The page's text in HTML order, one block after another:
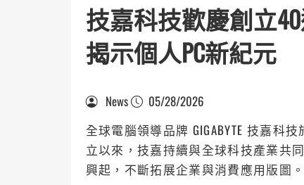
技嘉科技歡慶創立40
揭示個人PC新紀元
News
05/28/2026
全球電腦領導品牌 GIGABYTE 技嘉科
立以來，技嘉持續與全球科技產業共
興起，不斷拓展企業與消費應用版圖。